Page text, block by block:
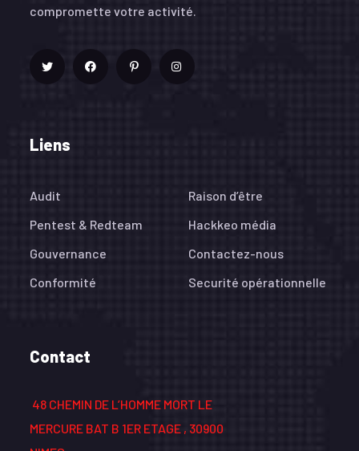
compromette votre activité.
Liens
Audit
Raison d’être
Pentest & Redteam
Hackkeo média
Gouvernance
Contactez-nous
Conformité
Securité opérationnelle
Contact
48 CHEMIN DE L’HOMME MORT LE
MERCURE BAT B 1ER ETAGE , 30900